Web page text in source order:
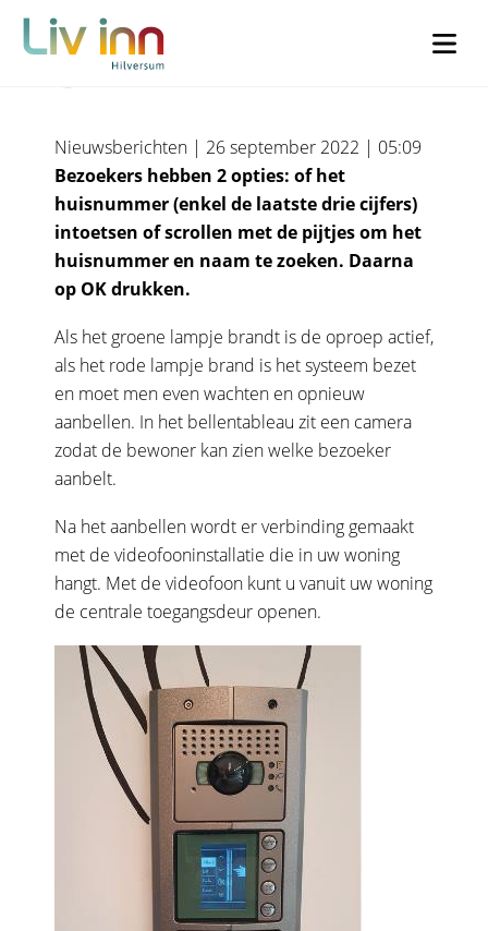
Dit veld is bedoeld voor validatiedoeleinden en moet niet worden
gewijzigd.
Telefoonnummer*
Hoe kunnen we je helpen?
Dit veld is bedoeld voor validatiedoeleinden en moet niet worden
gewijzigd.
Woonachtig*
Ik woon in Liv inn Hilversum (€30)
Ik woon buiten Liv inn Hilversum (€50)
Voorletters*
Tussenvoegsel(s)
Achternaam
Bellentableau entree
Nieuwsberichten | 26 september 2022 | 05:09
Bezoekers hebben 2 opties: of het
huisnummer (enkel de laatste drie cijfers)
intoetsen of scrollen met de pijtjes om het
huisnummer en naam te zoeken. Daarna
op OK drukken.
Als het groene lampje brandt is de oproep actief,
als het rode lampje brand is het systeem bezet
en moet men even wachten en opnieuw
aanbellen. In het bellentableau zit een camera
zodat de bewoner kan zien welke bezoeker
aanbelt.
Na het aanbellen wordt er verbinding gemaakt
met de videofooninstallatie die in uw woning
hangt. Met de videofoon kunt u vanuit uw woning
de centrale toegangsdeur openen.